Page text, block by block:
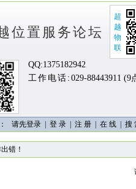
位置服务论坛
超
越
物
联
QQ:1375182942
工作电话: 029-88443911 (9
请先登录 | 登 录 注 册 在 线 搜
错！